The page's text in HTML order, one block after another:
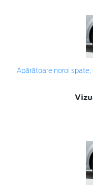
Apărătoare noroi spate,